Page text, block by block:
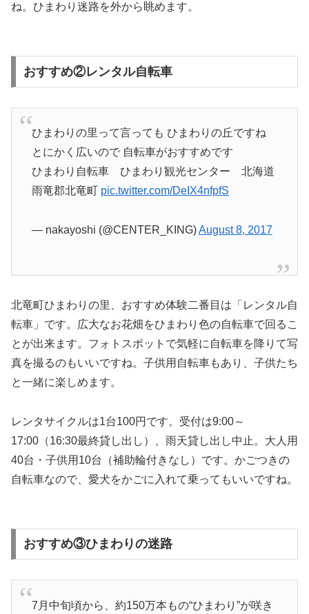
ね。ひまわり迷路を外から眺めます。
おすすめ②レンタル自転車
ひまわりの里って言っても ひまわりの丘ですね
とにかく広いので 自転車がおすすめです
ひまわり自転車 ひまわり観光センター 北海道
雨竜郡北竜町 pic.twitter.com/DeIX4nfpfS
— nakayoshi (@CENTER_KING)August 8, 2017
北竜町ひまわりの里、おすすめ体験二番目は「レンタル自
転車」です。広大なお花畑をひまわり色の自転車で回るこ
とが出来ます。フォトスポットで気軽に自転車を降りて写
真を撮るのもいいですね。子供用自転車もあり、子供たち
と一緒に楽しめます。
レンタサイクルは1台100円です。受付は9:00～
17:00（16:30最終貸し出し）、雨天貸し出し中止。大人用
40台・子供用10台（補助輪付きなし）です。かごつきの
自転車なので、愛犬をかごに入れて乗ってもいいですね。
おすすめ③ひまわりの迷路
7月中旬頃から、約150万本もの“ひまわり”が咲き